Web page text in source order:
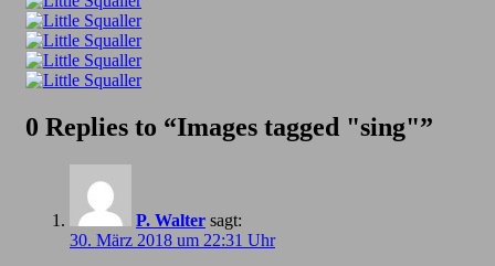
0 Replies to “Images tagged "sing"”
P. Walter sagt:
30. März 2018 um 22:31 Uhr